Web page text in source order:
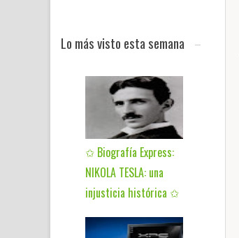
Lo más visto esta semana
✩ Biografía Express:
NIKOLA TESLA: una
injusticia histórica ✩